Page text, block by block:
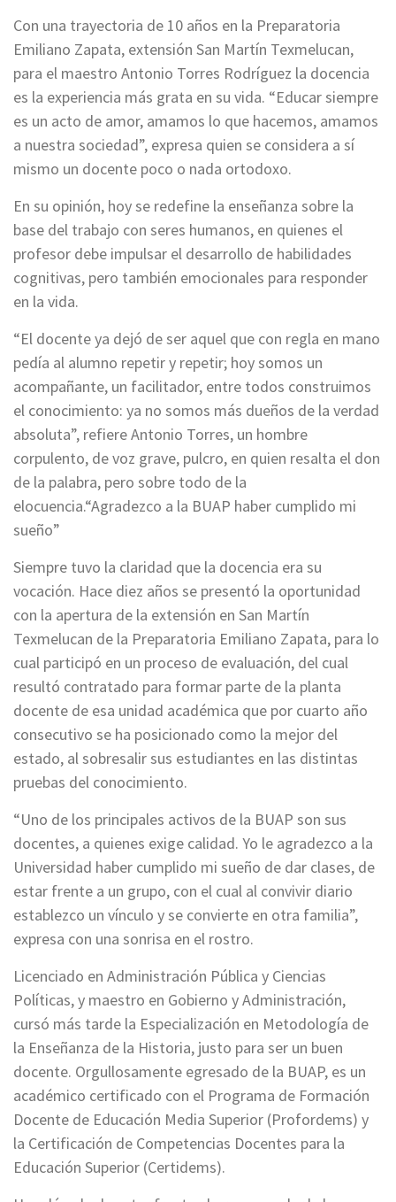
Con una trayectoria de 10 años en la Preparatoria
Emiliano Zapata, extensión San Martín Texmelucan,
para el maestro Antonio Torres Rodríguez la docencia
es la experiencia más grata en su vida. “Educar siempre
es un acto de amor, amamos lo que hacemos, amamos
a nuestra sociedad”, expresa quien se considera a sí
mismo un docente poco o nada ortodoxo.
En su opinión, hoy se redefine la enseñanza sobre la
base del trabajo con seres humanos, en quienes el
profesor debe impulsar el desarrollo de habilidades
cognitivas, pero también emocionales para responder
en la vida.
“El docente ya dejó de ser aquel que con regla en mano
pedía al alumno repetir y repetir; hoy somos un
acompañante, un facilitador, entre todos construimos
el conocimiento: ya no somos más dueños de la verdad
absoluta”, refiere Antonio Torres, un hombre
corpulento, de voz grave, pulcro, en quien resalta el don
de la palabra, pero sobre todo de la
elocuencia.“Agradezco a la BUAP haber cumplido mi
sueño”
Siempre tuvo la claridad que la docencia era su
vocación. Hace diez años se presentó la oportunidad
con la apertura de la extensión en San Martín
Texmelucan de la Preparatoria Emiliano Zapata, para lo
cual participó en un proceso de evaluación, del cual
resultó contratado para formar parte de la planta
docente de esa unidad académica que por cuarto año
consecutivo se ha posicionado como la mejor del
estado, al sobresalir sus estudiantes en las distintas
pruebas del conocimiento.
“Uno de los principales activos de la BUAP son sus
docentes, a quienes exige calidad. Yo le agradezco a la
Universidad haber cumplido mi sueño de dar clases, de
estar frente a un grupo, con el cual al convivir diario
establezco un vínculo y se convierte en otra familia”,
expresa con una sonrisa en el rostro.
Licenciado en Administración Pública y Ciencias
Políticas, y maestro en Gobierno y Administración,
cursó más tarde la Especialización en Metodología de
la Enseñanza de la Historia, justo para ser un buen
docente. Orgullosamente egresado de la BUAP, es un
académico certificado con el Programa de Formación
Docente de Educación Media Superior (Profordems) y
la Certificación de Competencias Docentes para la
Educación Superior (Certidems).